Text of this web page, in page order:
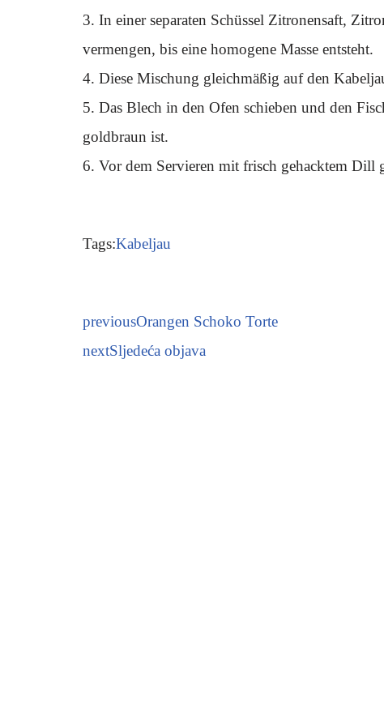
3. In einer separaten Schüssel Zitronensaft,
vermengen, bis eine homogene Masse entsteht.
4. Diese Mischung gleichmäßig auf den
5. Das Blech in den Ofen schieben und den
goldbraun ist.
6. Vor dem Servieren mit frisch gehacktem Dill
Tags:Kabeljau
previousOrangen Schoko Torte
nextSljedeća objava